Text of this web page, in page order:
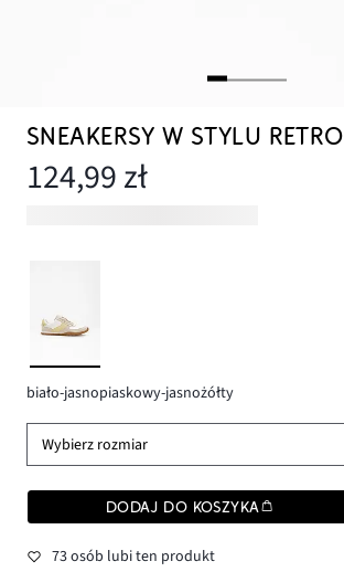
SNEAKERSY W STYLU RETRO
124,99 zł
biało-jasnopiaskowy-jasnożółty
Wybierz rozmiar
DODAJ DO KOSZYKA
73 osób lubi ten produkt